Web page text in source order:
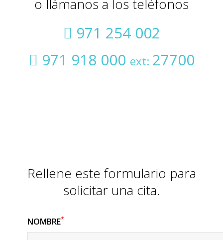
o llámanos a los teléfonos
971 254 002
971 918 000 ext: 27700
Rellene este formulario para
solicitar una cita.
NOMBRE*